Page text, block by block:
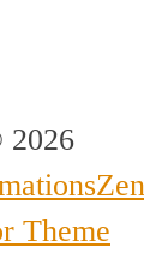
2026
Theme